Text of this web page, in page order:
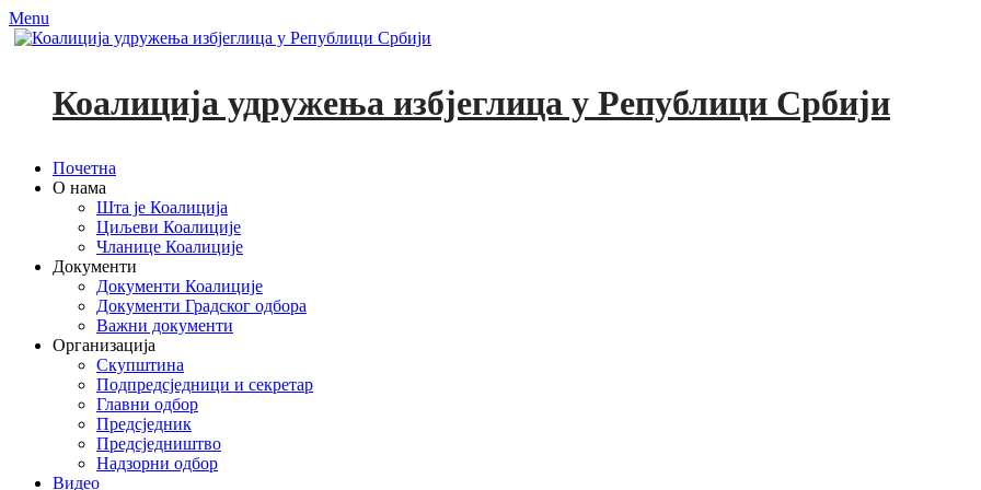
Menu
Коалиција удружења избјеглица у Републици Србији
Primary
Menu
Skip
Почетна
О нама
Шта је Коалиција
Циљеви Коалиције
Чланице Коалиције
Документи
Документи Коалиције
Документи Градског одбора
Важни документи
Организација
Скупштина
Подпредсједници и секретар
Главни одбор
Предсједник
Предсједништво
Надзорни одбор
Видео